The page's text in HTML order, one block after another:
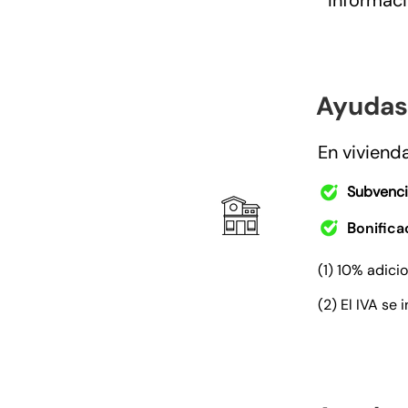
En
B
(1) 10%
(2) El IVA se